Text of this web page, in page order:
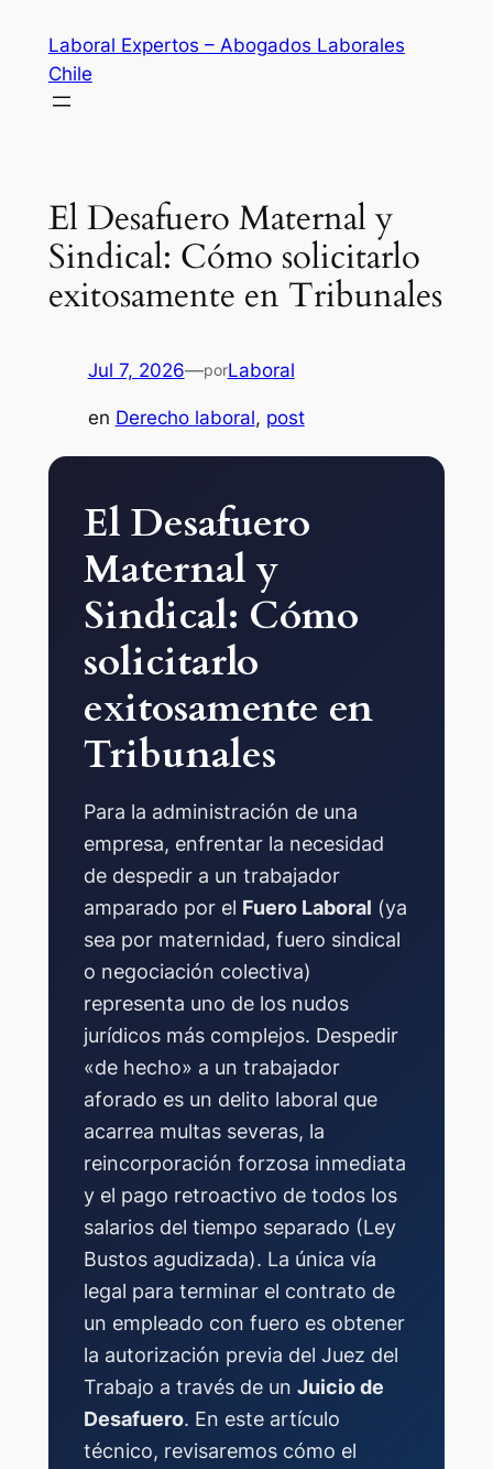
contenido
Laboral Expertos – Abogados Laborales
Chile
El Desafuero Maternal y
Sindical: Cómo solicitarlo
exitosamente en Tribunales
Jul 7, 2026—porLaboral
en Derecho laboral, post
El Desafuero
Maternal y
Sindical: Cómo
solicitarlo
exitosamente en
Tribunales
Para la administración de una
empresa, enfrentar la necesidad
de despedir a un trabajador
amparado por el Fuero Laboral (ya
sea por maternidad, fuero sindical
o negociación colectiva)
representa uno de los nudos
jurídicos más complejos. Despedir
«de hecho» a un trabajador
aforado es un delito laboral que
acarrea multas severas, la
reincorporación forzosa inmediata
y el pago retroactivo de todos los
salarios del tiempo separado (Ley
Bustos agudizada). La única vía
legal para terminar el contrato de
un empleado con fuero es obtener
la autorización previa del Juez del
Trabajo a través de un Juicio de
Desafuero. En este artículo
técnico, revisaremos cómo el